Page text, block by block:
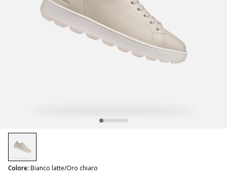
Colore: Bianco latte/Oro chiaro
selected